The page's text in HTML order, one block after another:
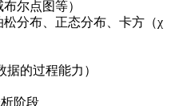
尔点图等）
分布、正态分布、卡方（χ
的过程能力）
阶段